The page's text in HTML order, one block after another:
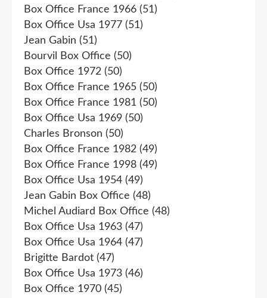
Box Office France 1966 (51)
Box Office Usa 1977 (51)
Jean Gabin (51)
Bourvil Box Office (50)
Box Office 1972 (50)
Box Office France 1965 (50)
Box Office France 1981 (50)
Box Office Usa 1969 (50)
Charles Bronson (50)
Box Office France 1982 (49)
Box Office France 1998 (49)
Box Office Usa 1954 (49)
Jean Gabin Box Office (48)
Michel Audiard Box Office (48)
Box Office Usa 1963 (47)
Box Office Usa 1964 (47)
Brigitte Bardot (47)
Box Office Usa 1973 (46)
Box Office 1970 (45)